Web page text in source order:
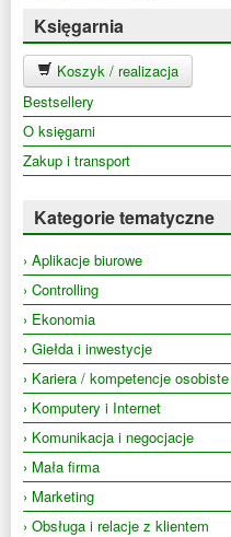
Księgarnia
Koszyk / realizacja
Bestsellery
O księgarni
Zakup i transport
Kategorie tematyczne
› Aplikacje biurowe
› Controlling
› Ekonomia
› Giełda i inwestycje
› Kariera / kompetencje osobiste
› Komputery i Internet
› Komunikacja i negocjacje
› Mała firma
› Marketing
› Obsługa i relacje z klientem